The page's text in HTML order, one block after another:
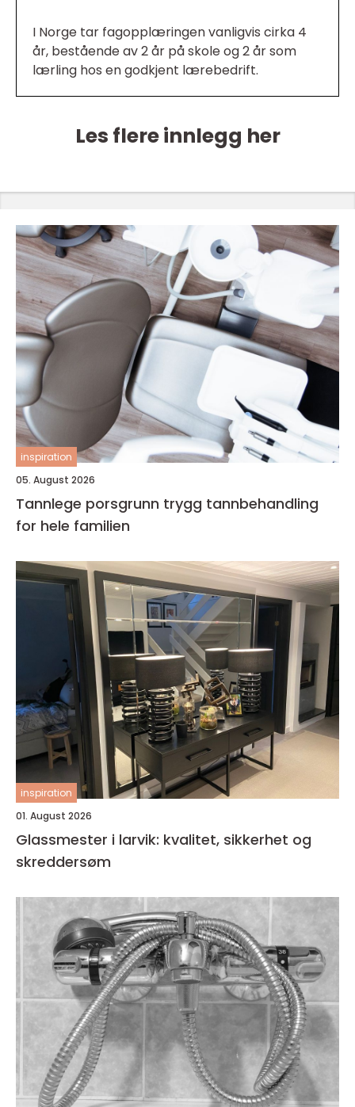
I Norge tar fagopplæringen vanligvis cirka 4
år, bestående av 2 år på skole og 2 år som
lærling hos en godkjent lærebedrift.
Les flere innlegg her
inspiration
05. August 2026
Tannlege porsgrunn trygg tannbehandling
for hele familien
inspiration
01. August 2026
Glassmester i larvik: kvalitet, sikkerhet og
skreddersøm